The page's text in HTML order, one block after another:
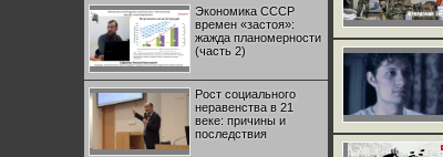
Экономика СССР
времен «застоя»:
жажда планомерности
(часть 2)
Рост социального
неравенства в 21
веке: причины и
последствия